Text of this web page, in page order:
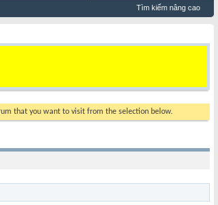
Tìm kiếm nâng cao
that you want to visit from the selection below.